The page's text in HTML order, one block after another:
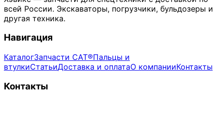
всей России. Экскаваторы, погрузчики, бульдозеры и
другая техника.
Навигация
КаталогЗапчасти CAT®Пальцы и
втулкиСтатьиДоставка и оплатаО компанииКонтакты
Контакты